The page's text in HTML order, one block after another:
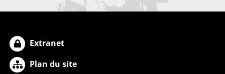
Extranet
Plan du site